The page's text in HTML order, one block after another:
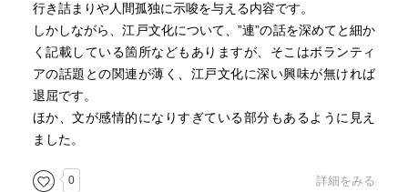
行き詰まりや人間孤独に示唆を与える内容です。
しかしながら、江戸文化について、”連”の話を深めてと細か
く記載している箇所などもありますが、そこはボランティ
アの話題との関連が薄く、江戸文化に深い興味が無ければ
退屈です。
ほか、文が感情的になりすぎている部分もあるように見え
ました。
0 詳細をみる